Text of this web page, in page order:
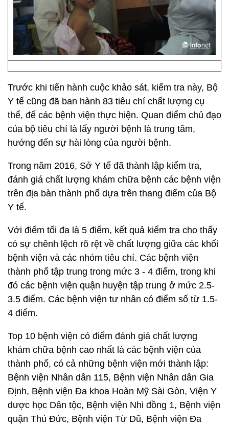
Trước khi tiến hành cuộc khảo sát, kiểm tra này, Bộ
Y tế cũng đã ban hành 83 tiêu chí chất lượng cụ
thể, để các bệnh viện thực hiện. Quan điểm chủ đạo
của bộ tiêu chí là lấy người bệnh là trung tâm,
hướng đến sự hài lòng của người bệnh.
Trong năm 2016, Sở Y tế đã thành lập kiểm tra,
đánh giá chất lượng khám chữa bệnh các bệnh viện
trên địa bàn thành phố dựa trên thang điểm của Bộ
Y tế.
Với điểm tối đa là 5 điểm, kết quả kiểm tra cho thấy
có sự chênh lệch rõ rệt về chất lượng giữa các khối
bệnh viện và các nhóm tiêu chí. Các bệnh viện
thành phố tập trung trong mức 3 - 4 điểm, trong khi
đó các bệnh viện quận huyện tập trung ở mức 2.5-
3.5 điểm. Các bệnh viện tư nhân có điểm số từ 1.5-
4 điểm.
Top 10 bệnh viện có điểm đánh giá chất lượng
khám chữa bệnh cao nhất là các bệnh viện của
thành phố, có cả những bệnh viện mới thành lập:
Bệnh viện Nhân dân 115, Bệnh viện Nhân dân Gia
Định, Bệnh viện Đa khoa Hoàn Mỹ Sài Gòn, Viện Y
dược học Dân tộc, Bệnh viện Nhi đồng 1, Bệnh viện
quận Thủ Đức, Bệnh viện Từ Dũ, Bệnh viện Đa